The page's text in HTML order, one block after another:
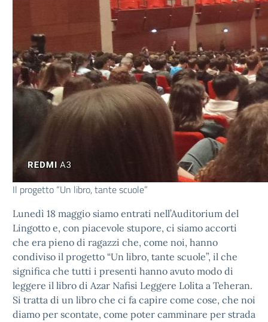
Il progetto “Un libro, tante scuole”
Lunedì 18 maggio siamo entrati nell’Auditorium del
Lingotto e, con piacevole stupore, ci siamo accorti
che era pieno di ragazzi che, come noi, hanno
condiviso il progetto “Un libro, tante scuole”, il che
significa che tutti i presenti hanno avuto modo di
leggere il libro di Azar Nafisi Leggere Lolita a Teheran.
Si tratta di un libro che ci fa capire come cose, che noi
diamo per scontate, come poter camminare per strada